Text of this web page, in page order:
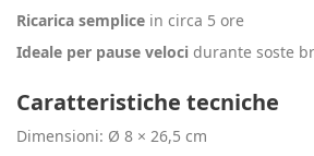
Ricarica semplice in circa 5 ore
Ideale per pause veloci durante soste
Caratteristiche tecniche
Dimensioni: Ø 8 × 26,5 cm